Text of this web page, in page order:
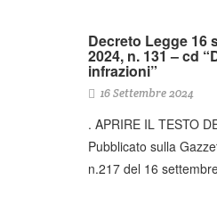
Decreto Legge 16
2024, n. 131 – cd
infrazioni”
16 Settembre 2024
. APRIRE IL TESTO
Pubblicato sulla
n.217 del 16